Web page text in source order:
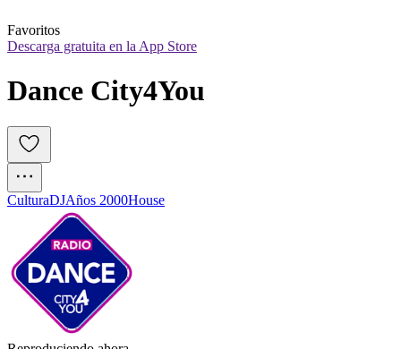
Favoritos
Descarga gratuita en la App Store
Dance City4You
CulturaDJAños 2000House